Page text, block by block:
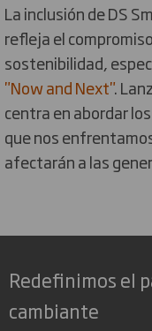
La inclusión de DS
refleja el
sostenibilidad,
"Now and Next".
centra en abordar
que nos
afectarán a las
Redefinimos el
cambiante